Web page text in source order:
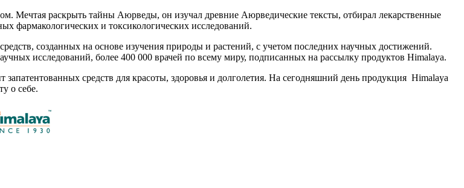
Мечтая раскрыть тайны Аюрведы, он изучал древние Аюрведические тексты, отбирал лекарственные
фармакологических и токсикологических исследований.
созданных на основе изучения природы и растений, с учетом последних научных достижений.
исследований, более 400 000 врачей по всему миру, подписанных на рассылку продуктов Himalaya.
запатентованных средств для красоты, здоровья и долголетия. На сегодняшний день продукция Himalaya
о себе.